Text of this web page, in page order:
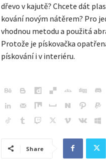
dřevo v kajutě? Chcete dát
kování novým nátěrem? Pro
vhodnou metodu a použitá
Protože je pískovačka
pískování i v interiéru.
Share